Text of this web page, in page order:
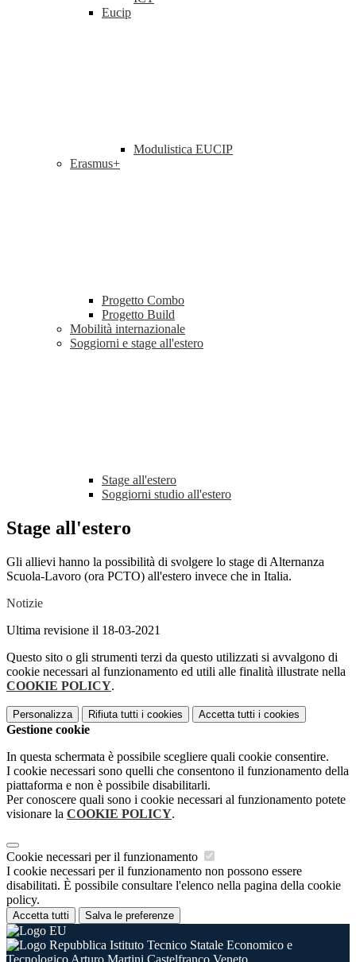
Eucip
Modulistica EUCIP
Erasmus+
Progetto Combo
Progetto Build
Mobilità internazionale
Soggiorni e stage all'estero
Stage all'estero
Soggiorni studio all'estero
Stage all'estero
Gli allievi hanno la possibilità di svolgere lo stage di Alternanza
Scuola-Lavoro (ora PCTO) all'estero invece che in Italia.
Notizie
Ultima revisione il 18-03-2021
Questo sito o gli strumenti terzi da questo utilizzati si avvalgono di
cookie necessari al funzionamento ed utili alle finalità illustrate nella
COOKIE POLICY.
Personalizza Rifiuta tutti i cookies Accetta tutti i cookies
Gestione cookie
In questa schermata è possibile scegliere quali cookie consentire.
I cookie necessari sono quelli che consentono il funzionamento della
piattaforma e non è possibile disabilitarli.
Per conoscere quali sono i cookie necessari al funzionamento potete
visionare la COOKIE POLICY.
Cookie necessari per il funzionamento
I cookie necessari per il funzionamento non possono essere
disabilitati. È possibile consultare l'elenco nella pagina della cookie
policy.
Accetta tutti Salva le preferenze
Istituto Tecnico Statale Economico e